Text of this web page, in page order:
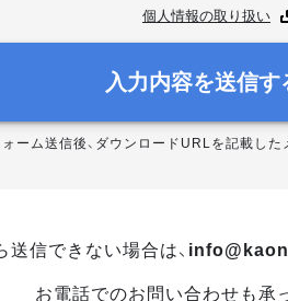
個人情報の取り扱い
入力内容を送信す
ーム送信後、ダウンロードURLを記載した
信できない場合は、
お電話でのお問い合わせも承